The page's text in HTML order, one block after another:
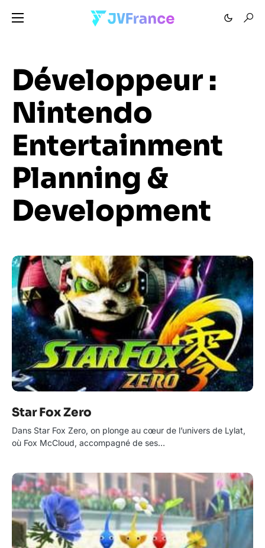
Développeur :
Nintendo
Entertainment
Planning &
Development
Star Fox Zero
Dans Star Fox Zero, on plonge au cœur de l’univers de Lylat,
où Fox McCloud, accompagné de ses…